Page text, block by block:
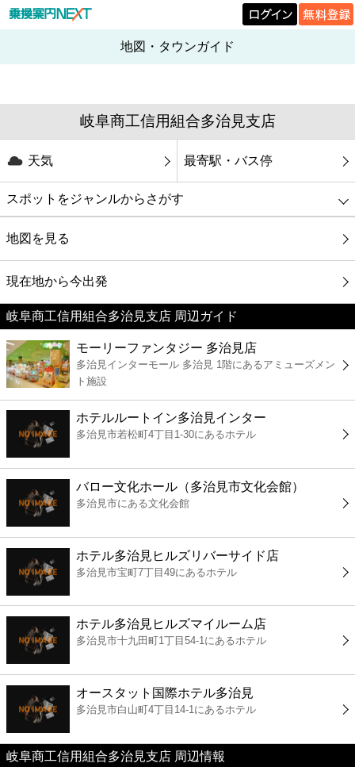
地図・タウンガイド
岐阜商工信用組合多治見支店
天気 最寄駅・バス停
スポットをジャンルからさがす
グルメ
映画
美容
コンビニ
薬局
エンタメ
レジャー
書店
ファミレス
カフェ
ショッピング
地図を見る
現在地から今出発
岐阜商工信用組合多治見支店 周辺ガイド
モーリーファンタジー 多治見店
多治見インターモール 多治見 1階にあるアミューズメン
ト施設
ホテルルートイン多治見インター
多治見市若松町4丁目1-30にあるホテル
バロー文化ホール（多治見市文化会館）
多治見市にある文化会館
ホテル多治見ヒルズリバーサイド店
多治見市宝町7丁目49にあるホテル
ホテル多治見ヒルズマイルーム店
多治見市十九田町1丁目54-1にあるホテル
オースタット国際ホテル多治見
多治見市白山町4丁目14-1にあるホテル
岐阜商工信用組合多治見支店 周辺情報